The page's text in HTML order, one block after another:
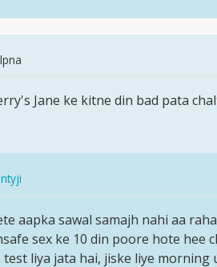
to
ji
help
by
siimran
Jane ke kitne din bad pata
reply
to
Berry's
Jane
aapka sawal samajh nahi aa
sex ke 10 din poore hote hee
test liya jata hai, jiske liye morning